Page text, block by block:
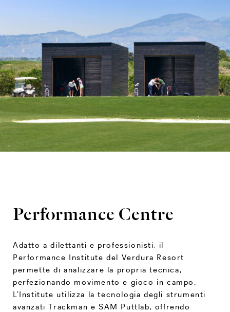
Performance Centre
Adatto a dilettanti e professionisti, il
Performance Institute del Verdura Resort
permette di analizzare la propria tecnica,
perfezionando movimento e gioco in campo.
L’Institute utilizza la tecnologia degli strumenti
avanzati Trackman e SAM Puttlab, offrendo